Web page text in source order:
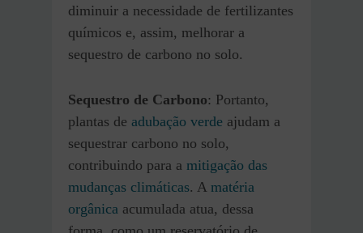
diminuir a necessidade de fertilizantes
químicos e, assim, melhorar a
sequestro de carbono no solo.
Sequestro de Carbono: Portanto,
plantas de adubação verde ajudam a
sequestrar carbono no solo,
contribuindo para a mitigação das
mudanças climáticas. A matéria
orgânica acumulada atua, dessa